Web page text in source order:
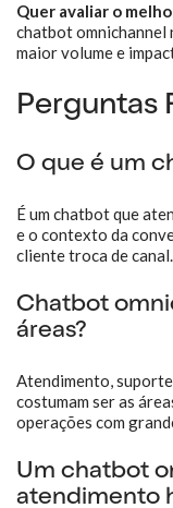
Quer avaliar o
chatbot omnichannel
maior volume e
Perguntas
O que é um
É um chatbot que
e o contexto da
cliente troca de canal.
Chatbot
áreas?
Atendimento,
costumam ser as
operações com
Um chatbot
atendimento